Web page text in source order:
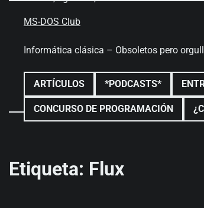
MS-DOS Club
Informática clásica – Obsoletos pero
ARTÍCULOS *PODCASTS*
CONCURSO DE PROGRAMACIÓN
Etiqueta: Flux